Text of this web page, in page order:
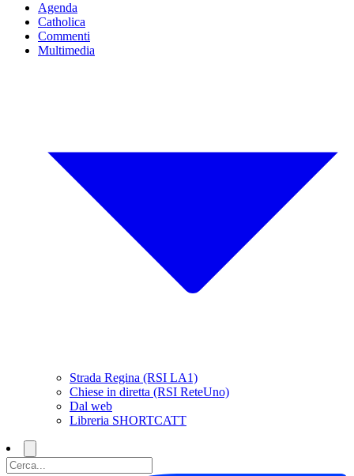
Agenda
Catholica
Commenti
Multimedia
Strada Regina (RSI LA1)
Chiese in diretta (RSI ReteUno)
Dal web
Libreria SHORTCATT